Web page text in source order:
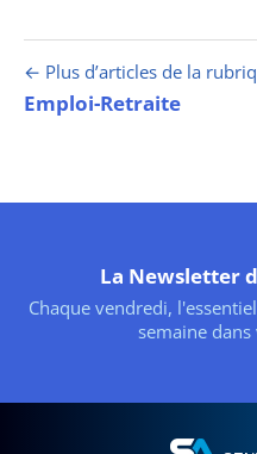
← Plus d’articles de la
Emploi-Retraite
La Newsletter
Chaque vendredi,
semaine